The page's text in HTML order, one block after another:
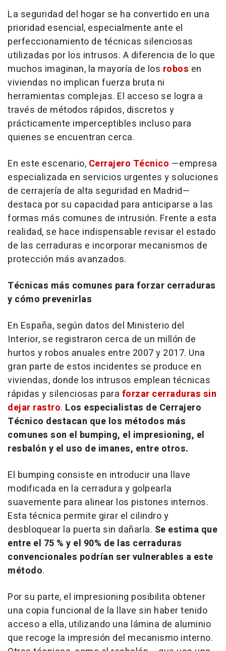
La seguridad del hogar se ha convertido en una
prioridad esencial, especialmente ante el
perfeccionamiento de técnicas silenciosas
utilizadas por los intrusos. A diferencia de lo que
muchos imaginan, la mayoría de los robos en
viviendas no implican fuerza bruta ni
herramientas complejas. El acceso se logra a
través de métodos rápidos, discretos y
prácticamente imperceptibles incluso para
quienes se encuentran cerca.
En este escenario, Cerrajero Técnico —empresa
especializada en servicios urgentes y soluciones
de cerrajería de alta seguridad en Madrid—
destaca por su capacidad para anticiparse a las
formas más comunes de intrusión. Frente a esta
realidad, se hace indispensable revisar el estado
de las cerraduras e incorporar mecanismos de
protección más avanzados.
Técnicas más comunes para forzar cerraduras
y cómo prevenirlas
En España, según datos del Ministerio del
Interior, se registraron cerca de un millón de
hurtos y robos anuales entre 2007 y 2017. Una
gran parte de estos incidentes se produce en
viviendas, donde los intrusos emplean técnicas
rápidas y silenciosas para forzar cerraduras sin
dejar rastro. Los especialistas de Cerrajero
Técnico destacan que los métodos más
comunes son el bumping, el impresioning, el
resbalón y el uso de imanes, entre otros.
El bumping consiste en introducir una llave
modificada en la cerradura y golpearla
suavemente para alinear los pistones internos.
Esta técnica permite girar el cilindro y
desbloquear la puerta sin dañarla. Se estima que
entre el 75 % y el 90% de las cerraduras
convencionales podrían ser vulnerables a este
método.
Por su parte, el impresioning posibilita obtener
una copia funcional de la llave sin haber tenido
acceso a ella, utilizando una lámina de aluminio
que recoge la impresión del mecanismo interno.